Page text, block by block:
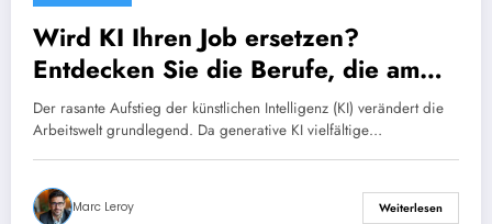
Wird KI Ihren Job ersetzen?
Entdecken Sie die Berufe, die am
stärksten von dieser technologischen
Revolution betroffen sein werden.
Der rasante Aufstieg der künstlichen Intelligenz (KI) verändert die
Arbeitswelt grundlegend. Da generative KI vielfältige…
Marc Leroy Weiterlesen